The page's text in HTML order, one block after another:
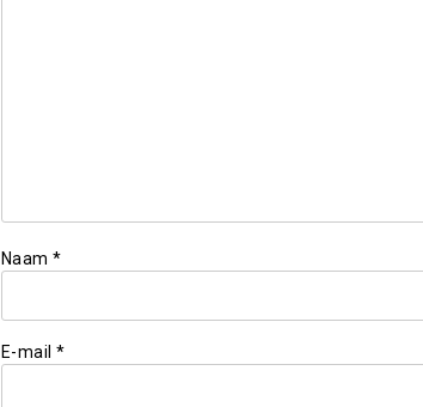
Naam *
E-mail *